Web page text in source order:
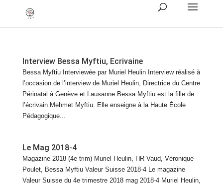
Interview Bessa Myftiu, Ecrivaine
Bessa Myftiu Interviewée par Muriel Heulin Interview réalisé à
l’occasion de l’interview de Muriel Heulin, Directrice du Centre
Périnatal à Genève et Lausanne Bessa Myftiu est la fille de
l’écrivain Mehmet Myftiu. Elle enseigne à la Haute École
Pédagogique...
Le Mag 2018-4
Magazine 2018 (4e trim) Muriel Heulin, HR Vaud, Véronique
Poulet, Bessa Myftiu Valeur Suisse 2018-4 Le magazine
Valeur Suisse du 4e trimestre 2018 mag 2018-4 Muriel Heulin,